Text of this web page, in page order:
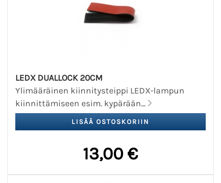
LEDX DUALLOCK 20CM
Ylimääräinen kiinnitysteippi LEDX-lampun
kiinnittämiseen esim. kypärään...
13,00 €